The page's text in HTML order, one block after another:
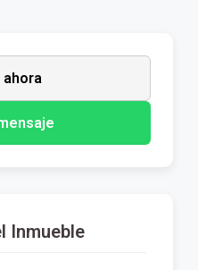
ahora
Inmueble